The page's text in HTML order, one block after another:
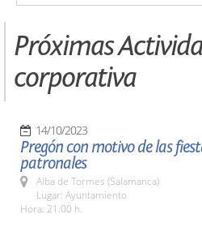
Próximas
corporativa
14/10/2023
Pregón con motivo de las
patronales
Alba de Tormes (Salamanca)
Lugar: Ayuntamiento
Hora: 21:00 h.